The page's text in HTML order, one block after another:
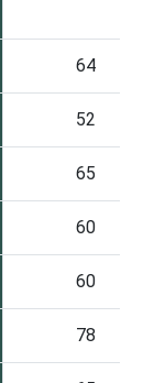
64
52
65
60
60
78